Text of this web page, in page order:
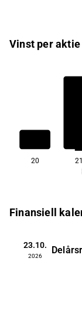
Vinst per
20 21
Finansiell
23.10.
2026